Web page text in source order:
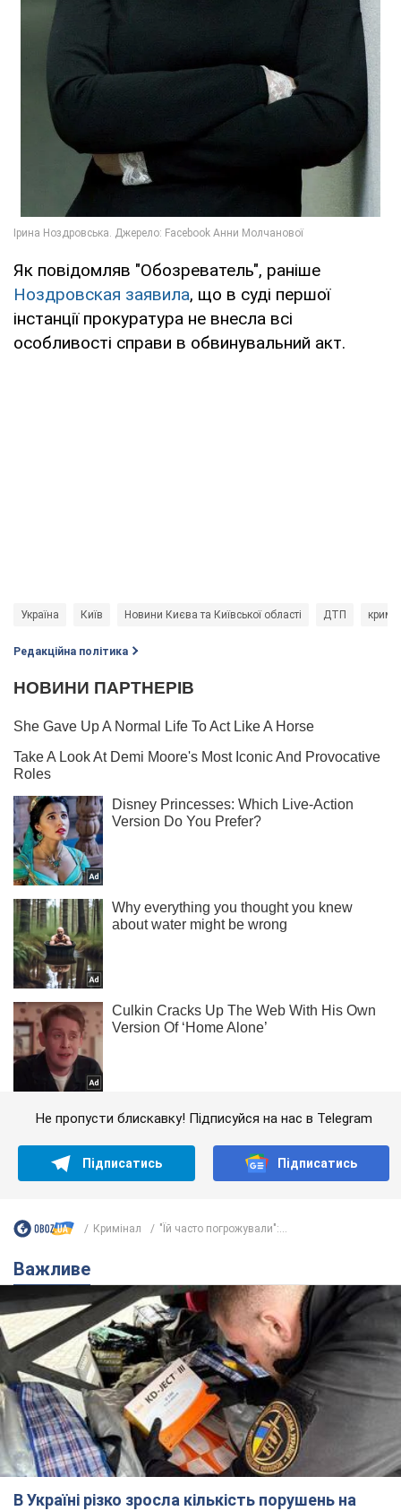
Як повідомляв "Обозреватель", раніше
Ноздровская заявила, що в суді першої
інстанції прокуратура не внесла всі
особливості справи в обвинувальний акт.
Україна Київ Новини Києва та Київської області ДТП
Редакційна політика
Не пропусти блискавку! Підписуйся на нас в Telegram
Підписатись Підписатись
Кримінал "Їй часто погрожували":...
Важливе
В Україні різко зросла кількість порушень на